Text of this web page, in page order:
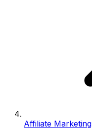
Affiliate Marketing